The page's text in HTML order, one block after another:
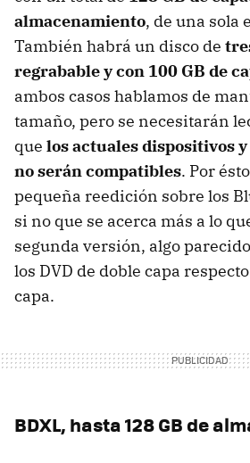
almacenamiento, de una sola
También habrá un disco de
regrabable y con 100 GB de
ambos casos hablamos de
tamaño, pero se necesitarán
que los actuales dispositivos
no serán compatibles. Por
pequeña reedición sobre los
si no que se acerca más a lo
segunda versión, algo
los DVD de doble capa
capa.
BDXL, hasta 128 GB de